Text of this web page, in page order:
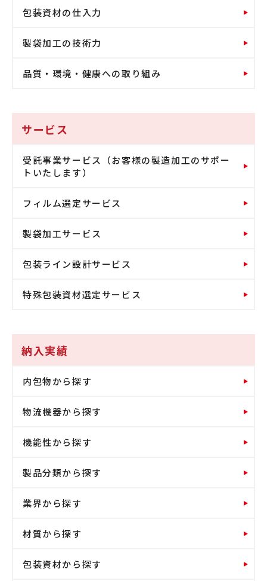
包装資材の仕入力
製袋加工の技術力
品質・環境・健康への取り組み
サービス
受託事業サービス（お客様の製造加工のサポー
トいたします）
フィルム選定サービス
製袋加工サービス
包装ライン設計サービス
特殊包装資材選定サービス
納入実績
内包物から探す
物流機器から探す
機能性から探す
製品分類から探す
業界から探す
材質から探す
包装資材から探す